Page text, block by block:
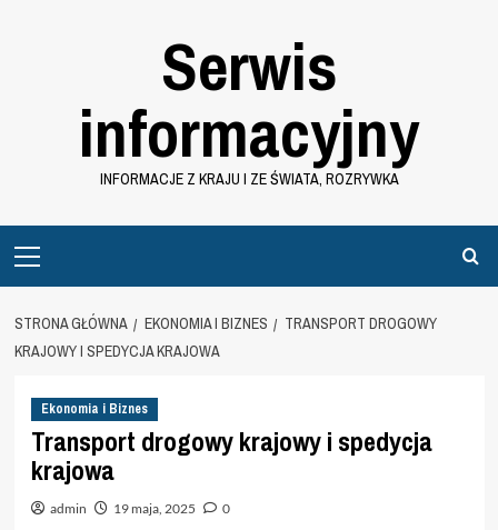
Serwis
informacyjny
INFORMACJE Z KRAJU I ZE ŚWIATA, ROZRYWKA
Menu
STRONA GŁÓWNA EKONOMIA I BIZNES
TRANSPORT DROGOWY
KRAJOWY I SPEDYCJA KRAJOWA
Ekonomia i Biznes
Transport drogowy krajowy i spedycja
krajowa
admin 19 maja, 2025 0